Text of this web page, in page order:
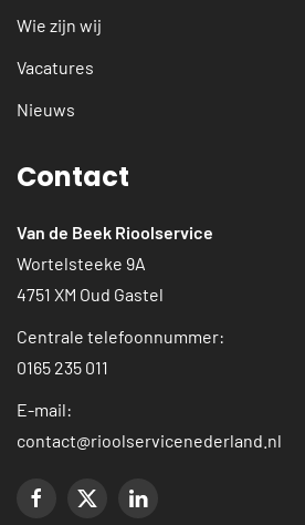
Wie zijn wij
Vacatures
Nieuws
Contact
Van de Beek Rioolservice
Wortelsteeke 9A
4751 XM Oud Gastel
Centrale telefoonnummer:
0165 235 011
E-mail:
contact@rioolservicenederland.nl